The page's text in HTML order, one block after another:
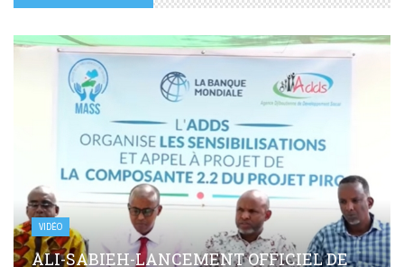
VIDÉO
ALI-SABIEH-LANCEMENT OFFICIEL DE